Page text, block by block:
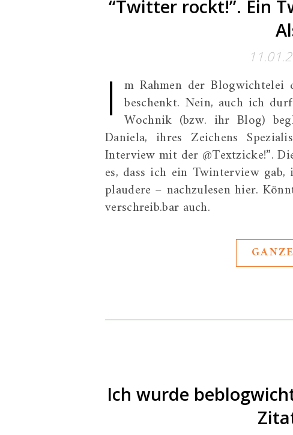
“Twitter rockt!”. Ein
I m Rahmen der
beschenkt. Nein, auch ich
Wochnik (bzw. ihr Blog)
Daniela, ihres Zeichens
Interview mit der @Textzicke!”.
es, dass ich ein Twinterview
plaudere – nachzulesen hier.
verschreib.bar auch.
Ich wurde